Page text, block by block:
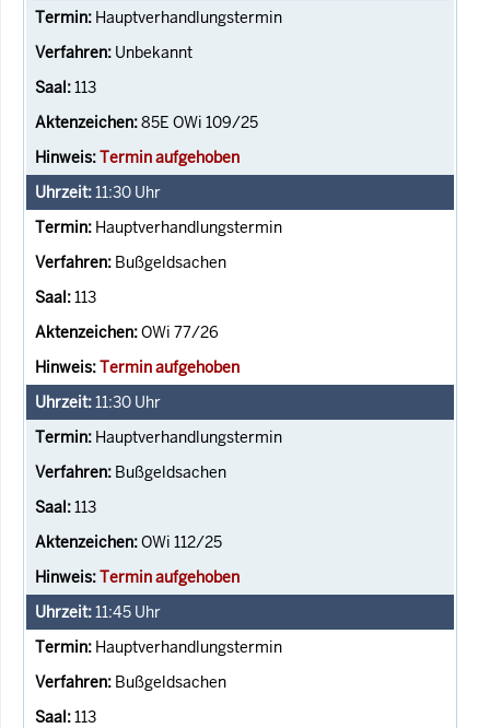
Hauptverhandlungstermin
Unbekannt
113
85E OWi 109/25
Termin aufgehoben
11:30 Uhr
Hauptverhandlungstermin
Bußgeldsachen
113
OWi 77/26
Termin aufgehoben
11:30 Uhr
Hauptverhandlungstermin
Bußgeldsachen
113
OWi 112/25
Termin aufgehoben
11:45 Uhr
Hauptverhandlungstermin
Bußgeldsachen
113